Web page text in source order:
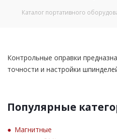
Каталог портативного
Контрольные оправки
точности и настройки
Популярные
Магнитные